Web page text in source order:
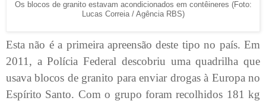
Os blocos de granito estavam acondicionados em contêineres (Foto:
Lucas Correia / Agência RBS)
Esta não é a primeira apreensão deste tipo no país. Em
2011, a Polícia Federal descobriu uma quadrilha que
usava blocos de granito para enviar drogas à Europa no
Espírito Santo. Com o grupo foram recolhidos 181 kg